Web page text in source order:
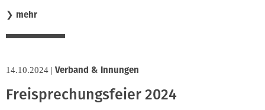
❯ mehr
14.10.2024 | Verband & Innungen
Freisprechungsfeier 2024